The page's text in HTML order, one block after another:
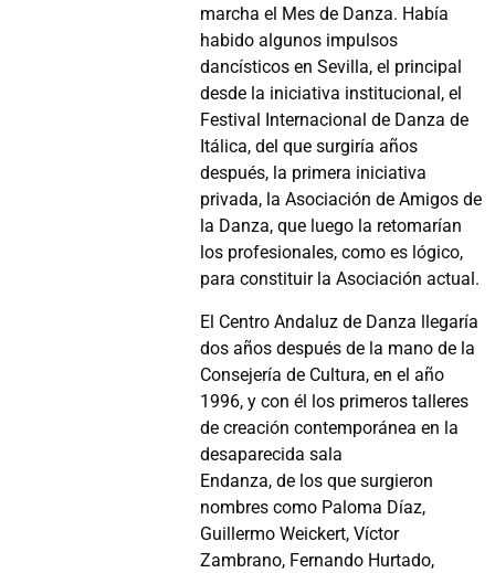
marcha el Mes de Danza. Había
habido algunos impulsos
dancísticos en Sevilla, el principal
desde la iniciativa institucional, el
Festival Internacional de Danza de
Itálica, del que surgiría años
después, la primera iniciativa
privada, la Asociación de Amigos de
la Danza, que luego la retomarían
los profesionales, como es lógico,
para constituir la Asociación actual.
El Centro Andaluz de Danza llegaría
dos años después de la mano de la
Consejería de Cultura, en el año
1996, y con él los primeros talleres
de creación contemporánea en la
desaparecida sala
Endanza, de los que surgieron
nombres como Paloma Díaz,
Guillermo Weickert, Víctor
Zambrano, Fernando Hurtado,